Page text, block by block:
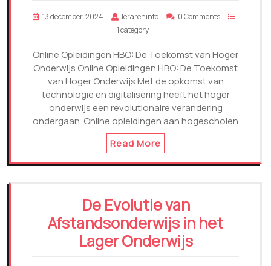
13 december, 2024 lerareninfo
0 Comments
1 category
Online Opleidingen HBO: De Toekomst van Hoger
Onderwijs Online Opleidingen HBO: De Toekomst
van Hoger Onderwijs Met de opkomst van
technologie en digitalisering heeft het hoger
onderwijs een revolutionaire verandering
ondergaan. Online opleidingen aan hogescholen
Read More
De Evolutie van
Afstandsonderwijs in het
Lager Onderwijs